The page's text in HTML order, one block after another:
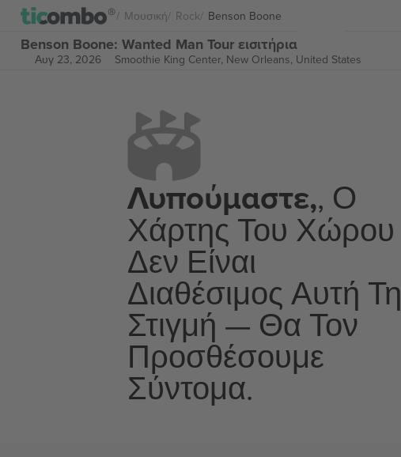
Μουσική Rock Benson Boone
Benson Boone: Wanted Man Tour εισιτήρια
Αυγ 23, 2026 Smoothie King Center, New Orleans, United States
Λυπούμαστε,, Ο
Χάρτης Του Χώρου
Δεν Είναι
Διαθέσιμος Αυτή Τη
Στιγμή — Θα Τον
Προσθέσουμε
Σύντομα.